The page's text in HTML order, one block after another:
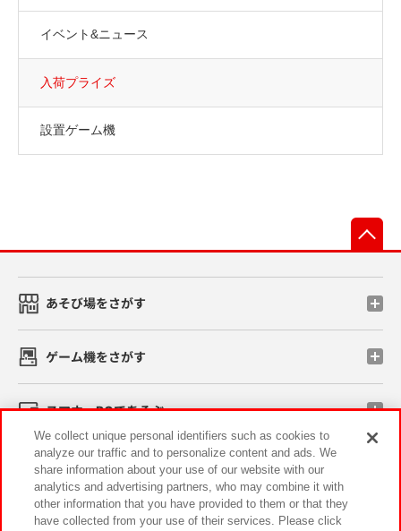
イベント&ニュース
入荷プライズ
設置ゲーム機
あそび場をさがす
ゲーム機をさがす
スマホ・PCであそぶ
イベント・キャンペーン
We collect unique personal identifiers such as cookies to
analyze our traffic and to personalize content and ads. We
share information about your use of our website with our
analytics and advertising partners, who may combine it with
other information that you have provided to them or that they
have collected from your use of their services. Please click